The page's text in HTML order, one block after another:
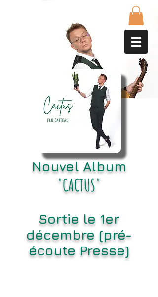
Nouvel Album
"CACTUS"
Sortie le 1er
décembre (pré-
écoute Presse)